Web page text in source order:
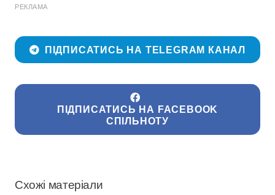
РЕКЛАМА
ПІДПИСАТИСЬ НА TELEGRAM КАНАЛ
ПІДПИСАТИСЬ НА FACEBOOK
СПІЛЬНОТУ
Схожі матеріали